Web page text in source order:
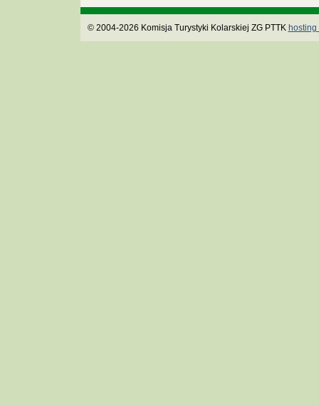
© 2004-2026 Komisja Turystyki Kolarskiej ZG PTTK hosting